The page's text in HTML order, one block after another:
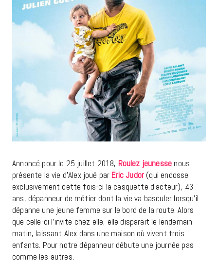
Annoncé pour le 25 juillet 2018, Roulez jeunesse nous
présente la vie d’Alex joué par Eric Judor (qui endosse
exclusivement cette fois-ci la casquette d’acteur), 43
ans, dépanneur de métier dont la vie va basculer lorsqu’il
dépanne une jeune femme sur le bord de la route. Alors
que celle-ci l’invite chez elle, elle disparait le lendemain
matin, laissant Alex dans une maison où vivent trois
enfants. Pour notre dépanneur débute une journée pas
comme les autres.